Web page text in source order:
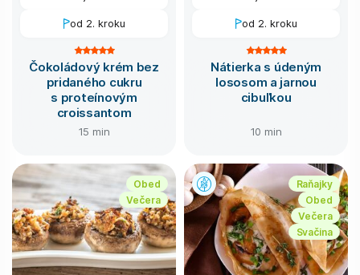
od 2. kroku
Čokoládový krém bez
pridaného cukru
s proteínovým
croissantom
15 min
od 2. kroku
Nátierka s údeným
lososom a jarnou
cibuľkou
10 min
Obed
Večera
Raňajky
Obed
Večera
Svačina